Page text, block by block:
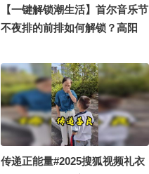
【一键解锁潮生活】首尔音乐节
不夜排的前排如何解锁？高阳
张朝阳 @狐言岁语 @国风舞乐
狐 @潮流生活狐 @阿畅酷酷的
@一只飞鸿 @KPOP狐 #OMG
你夏到我了 #一不小心就潮了 #
地球online秋关副本 #2026秋季
搜狐视频关注流大会
传递正能量#2025搜狐视频礼衣